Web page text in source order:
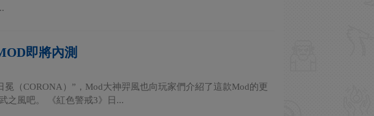
即將內測
（CORONA）”，Mod大神羿風也向玩家們介紹了這款Mod的更
之風吧。 《紅色警戒3》日...